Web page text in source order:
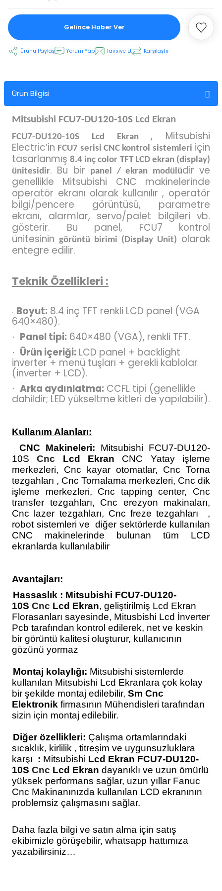
Yuvası
Kablo
Kablo
Kablo
Membranı
PLG Encoder
Gelince Haber Ver
Ürünü Paylaş Yorum Yap Tavsiye Et Karşılaştır
Ürün Bilgisi
Mitsubishi FCU7-DU120-10S Lcd Ekran
FCU7-DU120-10S Lcd Ekran, Mitsubishi
Electric’in FCU7 serisi CNC kontrol sistemleri için
tasarlanmış8.4 inç color TFT LCD ekran (display)
ünitesidir. Bu bir panel / ekran modülüdir ve
genellikle Mitsubishi CNC makinelerinde
operatör ekranı olarak kullanılır , operatör
bilgi/pencere görüntüsü, parametre
ekranı, alarmlar, servo/palet bilgileri vb.
gösterir. Bu panel, FCU7 kontrol
ünitesinin görüntü birimi (Display Unit) olarak
entegre edilir.
Teknik Özellikleri :
· Boyut: 8.4 inç TFT renkli LCD panel (VGA
640×480).
· Panel tipi: 640×480 (VGA), renkli TFT.
· Ürün içeriği: LCD panel + backlight
inverter + menü tuşları + gerekli kablolar
(inverter + LCD).
· Arka aydınlatma: CCFL tipi (genellikle
dahildir; LED yükseltme kitleri de yapılabilir).
Kullanım Alanları:
CNC Makineleri: Mitsubishi FCU7-DU120-
10SCnc Lcd Ekran CNC Yatay işleme
merkezleri, Cnc kayar otomatlar, Cnc Torna
tezgahları , Cnc Tornalama merkezleri, Cnc dik
işleme merkezleri, Cnc tapping center, Cnc
transfer tezgahları, Cnc erezyon makinaları,
Cnc lazer tezgahları, Cnc freze tezgahları ,
robot sistemleri ve diğer sektörlerde kullanılan
CNC makinelerinde bulunan tüm LCD
ekranlarda kullanılabilir
Avantajları:
Hassaslık : Mitsubishi FCU7-DU120-
10S Cnc Lcd Ekran, geliştirilmiş Lcd Ekran
Florasanları sayesinde, Mitusbishi Lcd İnverter
Pcb tarafından kontrol edilerek, net ve keskin
bir görüntü kalitesi oluşturur, kullanıcının
gözünü yormaz
Montaj kolaylığı: Mitsubishi sistemlerde
kullanılan Mitsubishi Lcd Ekranlara çok kolay
bir şekilde montaj edilebilir, Sm Cnc
Elektronik firmasının Mühendisleri tarafından
sizin için montaj edilebilir.
Diğer özellikleri: Çalışma ortamlarındaki
sıcaklık, kirlilik , titreşim ve uygunsuzluklara
karşı : Mitsubishi Lcd Ekran FCU7-DU120-
10S Cnc Lcd Ekran dayanıklı ve uzun ömürlü
yüksek performans sağlar, uzun yıllar Fanuc
Cnc Makinanınızda kullanılan LCD ekranının
problemsiz çalışmasını sağlar.
Daha fazla bilgi ve satın alma için satış
ekibimizle görüşebilir, whatsapp hattımıza
yazabilirsiniz…